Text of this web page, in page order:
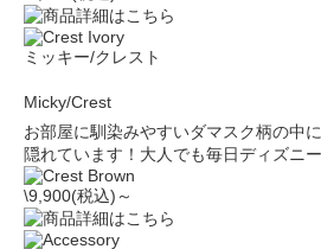
ミッキー/クレスト
Micky/Crest
お部屋に馴染みやすいダマスク柄の中
隠れています！大人でも毎日ディズニ
\9,900(税込)～